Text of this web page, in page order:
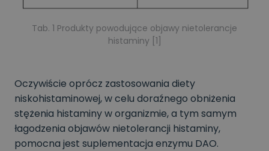
Tab. 1 Produkty powodujące objawy nietolerancje
histaminy [1]
Oczywiście oprócz zastosowania diety
niskohistaminowej, w celu doraźnego obniżenia
stężenia histaminy w organizmie, a tym samym
łagodzenia objawów nietolerancji histaminy,
pomocna jest suplementacja enzymu DAO.